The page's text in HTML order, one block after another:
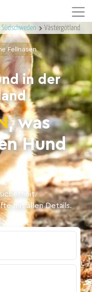
Südschweden Västergötland
Fellnasen
in der
, was
Hund
mit allen Details.